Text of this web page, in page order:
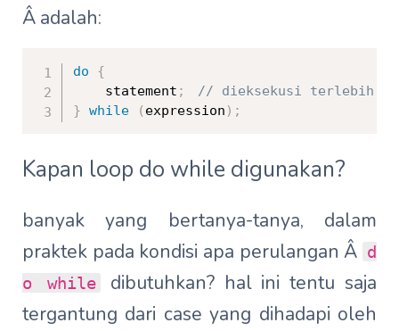
Â adalah:
do
{
	statement
;
// dieksekusi terlebih
} while ( expression ) ;
Kapan loop do while digunakan?
banyak yang bertanya-tanya, dalam
praktek pada kondisi apa perulangan Â d
o while
dibutuhkan? hal ini tentu saja
tergantung dari case yang dihadapi oleh